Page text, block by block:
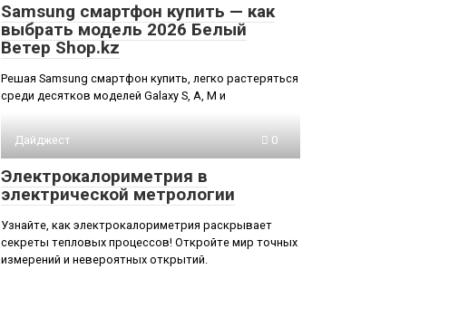
Samsung смартфон купить — как
выбрать модель 2026 Белый
Ветер Shop.kz
Решая Samsung смартфон купить, легко растеряться
среди десятков моделей Galaxy S, A, M и
Дайджест 0
Электрокалориметрия в
электрической метрологии
Узнайте, как электрокалориметрия раскрывает
секреты тепловых процессов! Откройте мир точных
измерений и невероятных открытий.